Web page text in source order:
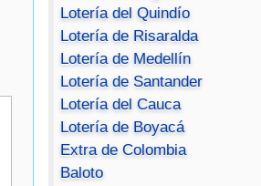
Lotería del Quindío
Lotería de Risaralda
Lotería de Medellín
Lotería de Santander
Lotería del Cauca
Lotería de Boyacá
Extra de Colombia
Baloto